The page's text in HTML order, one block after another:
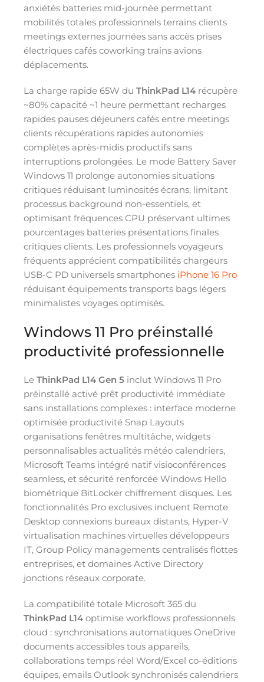
anxiétés batteries mid-journée permettant
mobilités totales professionnels terrains clients
meetings externes journées sans accès prises
électriques cafés coworking trains avions
déplacements.
La charge rapide 65W du ThinkPad L14 récupère
~80% capacité ~1 heure permettant recharges
rapides pauses déjeuners cafés entre meetings
clients récupérations rapides autonomies
complètes après-midis productifs sans
interruptions prolongées. Le mode Battery Saver
Windows 11 prolonge autonomies situations
critiques réduisant luminosités écrans, limitant
processus background non-essentiels, et
optimisant fréquences CPU préservant ultimes
pourcentages batteries présentations finales
critiques clients. Les professionnels voyageurs
fréquents apprécient compatibilités chargeurs
USB-C PD universels smartphones iPhone 16 Pro
réduisant équipements transports bags légers
minimalistes voyages optimisés.
Windows 11 Pro préinstallé
productivité professionnelle
Le ThinkPad L14 Gen 5 inclut Windows 11 Pro
préinstallé activé prêt productivité immédiate
sans installations complexes : interface moderne
optimisée productivité Snap Layouts
organisations fenêtres multitâche, widgets
personnalisables actualités météo calendriers,
Microsoft Teams intégré natif visioconférences
seamless, et sécurité renforcée Windows Hello
biométrique BitLocker chiffrement disques. Les
fonctionnalités Pro exclusives incluent Remote
Desktop connexions bureaux distants, Hyper-V
virtualisation machines virtuelles développeurs
IT, Group Policy managements centralisés flottes
entreprises, et domaines Active Directory
jonctions réseaux corporate.
La compatibilité totale Microsoft 365 du
ThinkPad L14 optimise workflows professionnels
cloud : synchronisations automatiques OneDrive
documents accessibles tous appareils,
collaborations temps réel Word/Excel co-éditions
équipes, emails Outlook synchronisés calendriers